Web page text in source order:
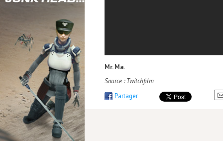
Mr. Ma.
Source : Twitchfilm
Partager